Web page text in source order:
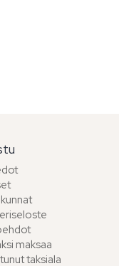
maksaa
taksiala